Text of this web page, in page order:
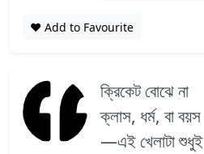
❤️ Add to Favourite
ক্রিকেট বোঝে না
ক্লাস, ধর্ম, বা বয়স
—এই খেলাটা শুধুই